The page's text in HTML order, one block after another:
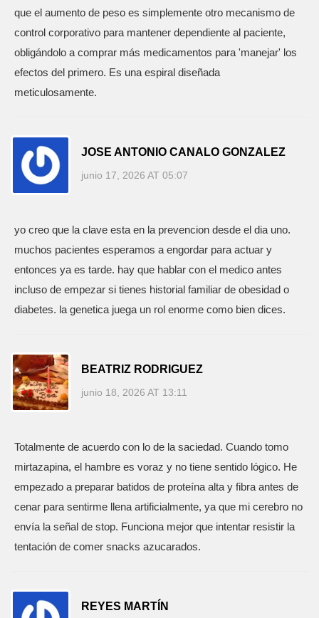
que el aumento de peso es simplemente otro mecanismo de
control corporativo para mantener dependiente al paciente,
obligándolo a comprar más medicamentos para 'manejar' los
efectos del primero. Es una espiral diseñada
meticulosamente.
JOSE ANTONIO CANALO GONZALEZ
junio 17, 2026 AT 05:07
yo creo que la clave esta en la prevencion desde el dia uno.
muchos pacientes esperamos a engordar para actuar y
entonces ya es tarde. hay que hablar con el medico antes
incluso de empezar si tienes historial familiar de obesidad o
diabetes. la genetica juega un rol enorme como bien dices.
BEATRIZ RODRIGUEZ
junio 18, 2026 AT 13:11
Totalmente de acuerdo con lo de la saciedad. Cuando tomo
mirtazapina, el hambre es voraz y no tiene sentido lógico. He
empezado a preparar batidos de proteína alta y fibra antes de
cenar para sentirme llena artificialmente, ya que mi cerebro no
envía la señal de stop. Funciona mejor que intentar resistir la
tentación de comer snacks azucarados.
REYES MARTÍN